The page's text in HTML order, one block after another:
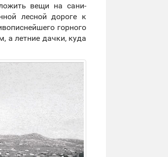
вещи на сани-
лесной дороге к
горного
а летние дачки, куда